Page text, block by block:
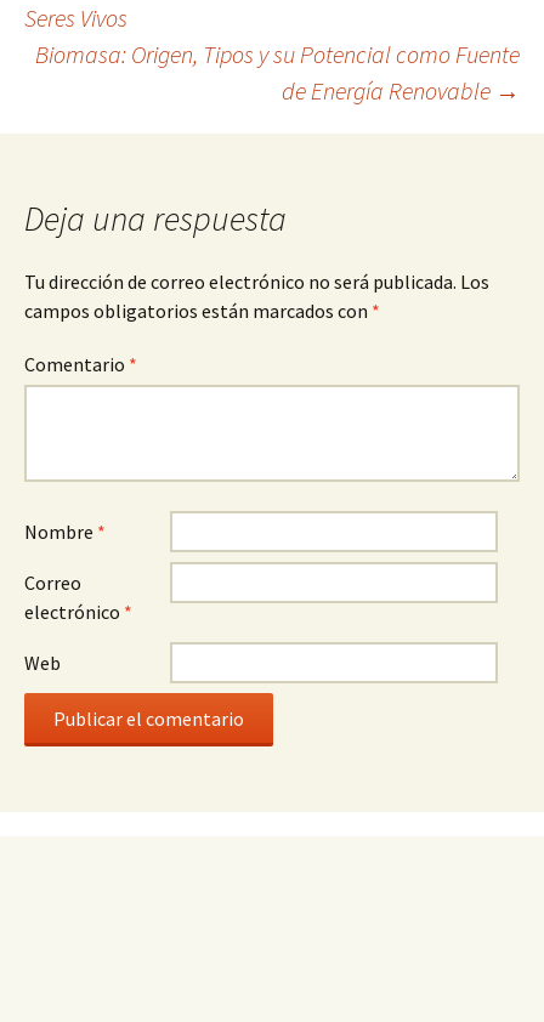
de
entradas
Seres Vivos
Biomasa: Origen, Tipos y su Potencial como Fuente
de Energía Renovable →
Deja una respuesta
Tu dirección de correo electrónico no será publicada. Los
campos obligatorios están marcados con *
Comentario *
Nombre *
Correo
electrónico *
Web